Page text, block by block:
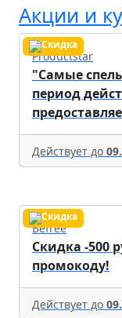
Акции и
Productstar
"Самые
период
Действует до
Befree
Скидка -500
промокоду!
Действует до